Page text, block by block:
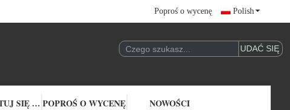
Poproś o wycenę Polish
SKONTAKTUJ SIĘ Z NAMI POPROŚ O WYCENĘ NOWOŚCI